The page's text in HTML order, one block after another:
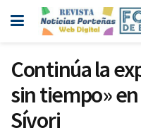
Continúa la
sin tiempo»
Sívori